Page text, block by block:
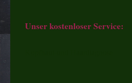
Unser kostenloser Service: